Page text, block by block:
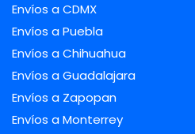
Envíos a CDMX
Envíos a Puebla
Envíos a Chihuahua
Envíos a Guadalajara
Envíos a Zapopan
Envíos a Monterrey